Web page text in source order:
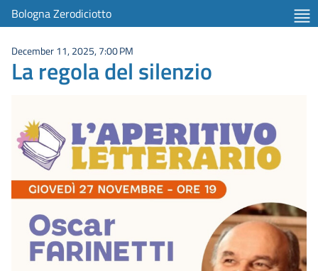
Bologna Zerodiciotto
December 11, 2025, 7:00 PM
La regola del silenzio